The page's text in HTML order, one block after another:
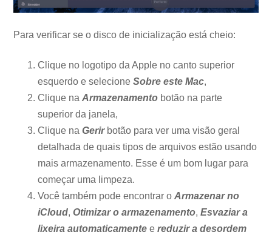
Para verificar se o disco de inicialização está cheio:
Clique no logotipo da Apple no canto superior
esquerdo e selecioneSobre este Mac,
Clique naArmazenamento botão na parte
superior da janela,
Clique naGerirbotão para ver uma visão geral
detalhada de quais tipos de arquivos estão usando
mais armazenamento. Esse é um bom lugar para
começar uma limpeza.
Você também pode encontrar oArmazenar no
iCloud,Otimizar o armazenamento,Esvaziar a
lixeira automaticamente ereduzir a desordem